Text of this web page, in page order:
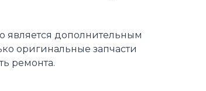
является дополнительным
оригинальные запчасти
ремонта.